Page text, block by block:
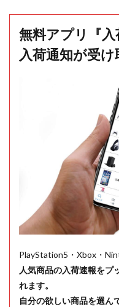
無料アプリ『
入荷通知が受け
PlayStation5・Xbox・
人気商品の入荷速報をプ
れます。
自分の欲しい商品を選ん